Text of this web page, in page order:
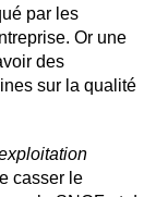
par les
Or une
des
sur la qualité
casser le